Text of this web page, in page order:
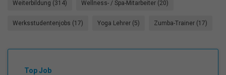
Weiterbildung (314) Wellness- / Spa-Mitarbeiter (20)
Werksstudentenjobs (17) Yoga Lehrer (5) Zumba-Trainer (17)
Top Job